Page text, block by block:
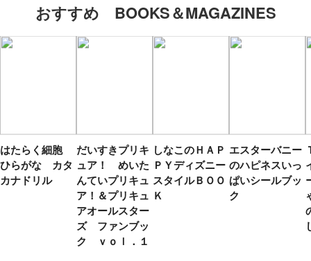
おすすめ BOOKS＆MAGAZINES
はたらく細胞
ひらがな カタ
カナドリル
だいすきプリキ
ュア！ めいた
んていプリキュ
ア！＆プリキュ
アオールスター
ズ ファンブッ
ク ｖｏｌ．１
しなこのＨＡＰ
ＰＹディズニー
スタイルＢＯＯ
Ｋ
エスターバニー
のハピネスいっ
ぱいシールブッ
ク